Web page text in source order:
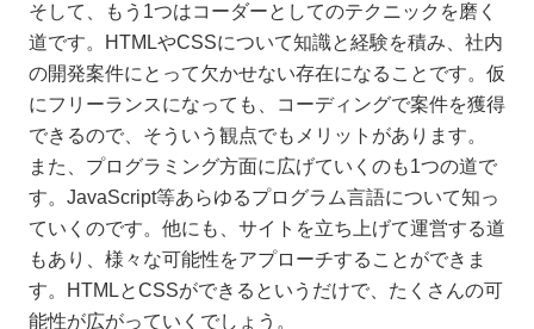
そして、もう1つはコーダーとしてのテクニックを磨く
道です。HTMLやCSSについて知識と経験を積み、社内
の開発案件にとって欠かせない存在になることです。仮
にフリーランスになっても、コーディングで案件を獲得
できるので、そういう観点でもメリットがあります。
また、プログラミング方面に広げていくのも1つの道で
す。JavaScript等あらゆるプログラム言語について知っ
ていくのです。他にも、サイトを立ち上げて運営する道
もあり、様々な可能性をアプローチすることができま
す。HTMLとCSSができるというだけで、たくさんの可
能性が広がっていくでしょう。